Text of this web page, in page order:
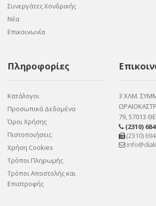
Συνεργάτες Χονδρικής
Νέα
Επικοινωνία
Πληροφορίες
Κατάλογοι
Προσωπικά Δεδομένα
Όροι Χρήσης
Πιστοποιήσεις
Χρήση Cookies
Τρόποι Πληρωμής
Τρόποι Αποστολής και
Επιστροφής
3 ΧΛΜ.
79, 57013
(2310)
(2310)